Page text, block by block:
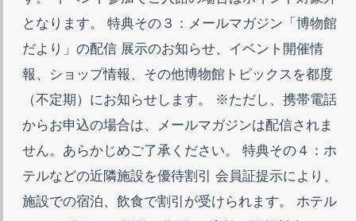
となります。 特典その３：メールマガジン「博物館
だより」の配信 展示のお知らせ、イベント開催情
報、ショップ情報、その他博物館トピックスを都度
（不定期）にお知らせします。 ※ただし、携帯電話
からお申込の場合は、メールマガジンは配信されま
せん。あらかじめご了承ください。 特典その４：ホ
テルなどの近隣施設を優待割引 会員証提示により、
施設での宿泊、飲食で割引が受けられます。 ホテル